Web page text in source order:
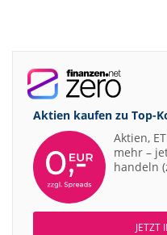
Aktien kaufen zu Top-
Aktien,
mehr –
handeln
JETZT